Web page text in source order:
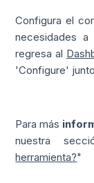
Configura el
necesidades
regresa al
'Configure'
Para más
nuestra
herramienta?"